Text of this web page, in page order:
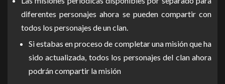
diferentes personajes ahora se pueden compartir con
todos los personajes de un clan.
Si estabas en proceso de completar una misión que ha
sido actualizada, todos los personajes del clan ahora
podrán compartir la misión